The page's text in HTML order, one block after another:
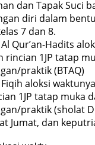
dan Tapak Suci
diri dalam
7 dan 8.
Qur’an-Hadits
rincian 1JP tatap
praktik (BTAQ)
aloksi
1JP tatap muka
praktik (sholat
Jumat, dan